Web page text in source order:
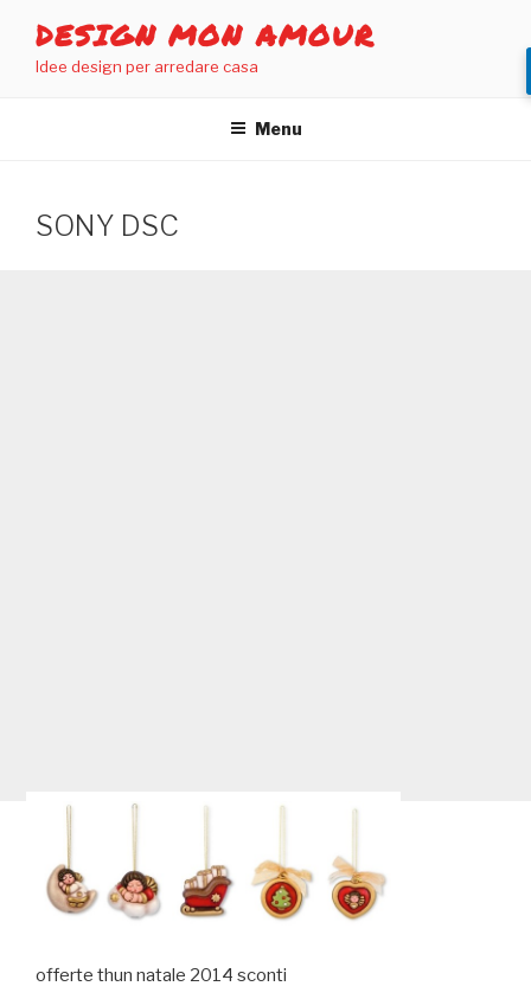
contenuto
DESIGN MON AMOUR
Idee design per arredare casa
Menu
SONY DSC
offerte thun natale 2014 sconti